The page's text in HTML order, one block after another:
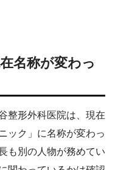
名称が変わっ
整形外科医院は、現在
ック」に名称が変わっ
も別の人物が務めてい